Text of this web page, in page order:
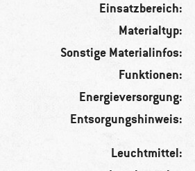
Einsatzbereich:
Materialtyp:
Sonstige Materialinfos:
Funktionen:
Energieversorgung:
Entsorgungshinweis:
Leuchtmittel: